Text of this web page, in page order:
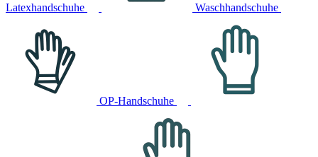
Latexhandschuhe Waschhandschuhe
OP-Handschuhe